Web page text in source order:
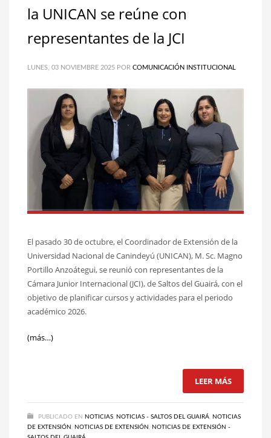
la UNICAN se reúne con
representantes de la JCI
LUNES, 03 NOVIEMBRE 2025 POR COMUNICACIÓN INSTITUCIONAL
El pasado 30 de octubre, el Coordinador de Extensión de la
Universidad Nacional de Canindeyú (UNICAN), M. Sc. Magno
Portillo Anzoátegui, se reunió con representantes de la
Cámara Junior Internacional (JCI), de Saltos del Guairá, con el
objetivo de planificar cursos y actividades para el periodo
académico 2026.
(más…)
LEER MÁS
PUBLICADO EN NOTICIAS NOTICIAS - SALTOS DEL GUAIRÁ NOTICIAS
DE EXTENSIÓN
NOTICIAS DE EXTENSIÓN
NOTICIAS DE EXTENSIÓN -